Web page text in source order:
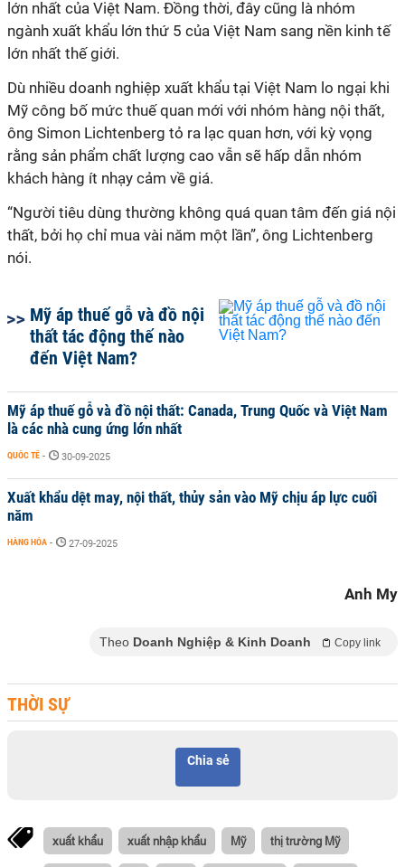
lớn nhất của Việt Nam. Đồng thời, đây cũng là nhóm
ngành xuất khẩu lớn thứ 5 của Việt Nam sang nền kinh tế
lớn nhất thế giới.
Dù nhiều doanh nghiệp xuất khẩu tại Việt Nam lo ngại khi
Mỹ công bố mức thuế quan mới với nhóm hàng nội thất,
ông Simon Lichtenberg tỏ ra lạc quan hơn, với kỳ vọng
rằng sản phẩm chất lượng cao vẫn sẽ hấp dẫn nhóm
khách hàng ít nhạy cảm về giá.
“Người tiêu dùng thường không quá quan tâm đến giá nội
thất, bởi họ chỉ mua vài năm một lần”, ông Lichtenberg
nói.
Mỹ áp thuế gỗ và đồ nội
thất tác động thế nào
đến Việt Nam?
Mỹ áp thuế gỗ và đồ nội thất: Canada, Trung Quốc và Việt Nam
là các nhà cung ứng lớn nhất
QUỐC TẾ - 30-09-2025
Xuất khẩu dệt may, nội thất, thủy sản vào Mỹ chịu áp lực cuối
năm
HÀNG HÓA - 27-09-2025
Anh My
Theo Doanh Nghiệp & Kinh Doanh Copy link
THỜI SỰ
Chia sẻ
xuất khẩu xuất nhập khẩu Mỹ thị trường Mỹ